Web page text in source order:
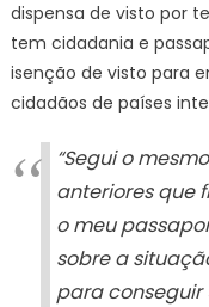
dispensa de visto por
tem cidadania e
isenção de visto para
cidadãos de países
“Segui o
anteriores que
o meu
sobre a
para conseguir